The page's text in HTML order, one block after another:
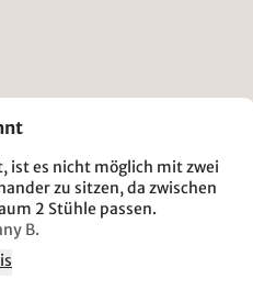
ist es nicht möglich mit zwei
zu sitzen, da zwischen
2 Stühle passen.
B.